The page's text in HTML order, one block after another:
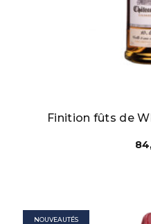
Finition fûts de
NOUVEAUTÉS